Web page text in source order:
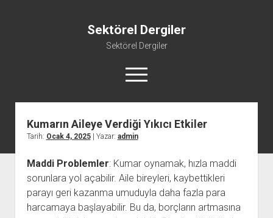
Sektörel Dergiler
Sektörel Dergiler
menüyü
aç
Linkedin Beğeni Atma Ücretsiz
Sayfa Listesi
Twitter Gizli Yanıt Görme
Youtube Beğeni Yükseltme Hilesi
Kumarın Aileye Verdiği Yıkıcı Etkiler
Tarih: Ocak 4, 2025| Yazar: admin
Maddi Problemler: Kumar oynamak, hızla maddi
sorunlara yol açabilir. Aile bireyleri, kaybettikleri
parayı geri kazanma umuduyla daha fazla para
harcamaya başlayabilir. Bu da, borçların artmasına